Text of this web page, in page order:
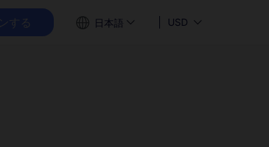
する 日本語 USD